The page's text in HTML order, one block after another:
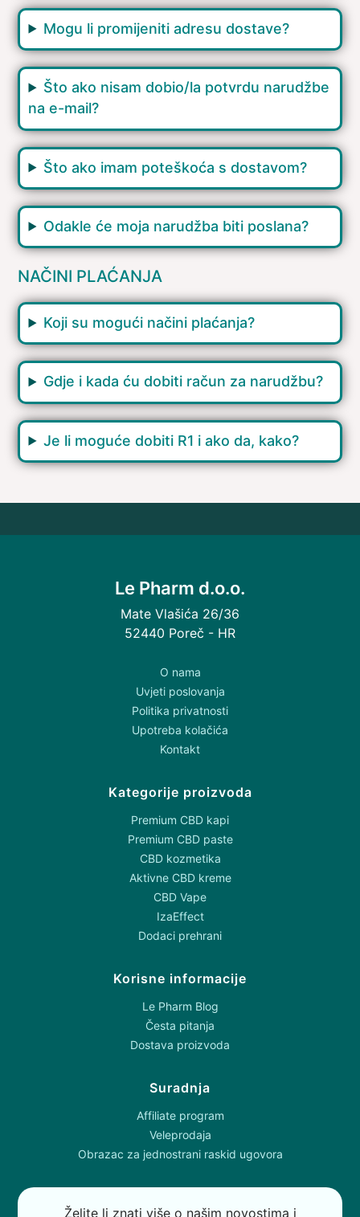
Mogu li promijeniti adresu dostave?
Što ako nisam dobio/la potvrdu narudžbe
na e-mail?
Što ako imam poteškoća s dostavom?
Odakle će moja narudžba biti poslana?
NAČINI PLAĆANJA
Koji su mogući načini plaćanja?
Gdje i kada ću dobiti račun za narudžbu?
Je li moguće dobiti R1 i ako da, kako?
Le Pharm d.o.o.
Mate Vlašića 26/36
52440 Poreč - HR
O nama
Uvjeti poslovanja
Politika privatnosti
Upotreba kolačića
Kontakt
Kategorije proizvoda
Premium CBD kapi
Premium CBD paste
CBD kozmetika
Aktivne CBD kreme
CBD Vape
IzaEffect
Dodaci prehrani
Korisne informacije
Le Pharm Blog
Česta pitanja
Dostava proizvoda
Suradnja
Affiliate program
Veleprodaja
Obrazac za jednostrani raskid ugovora
Želite li znati više o našim novostima i